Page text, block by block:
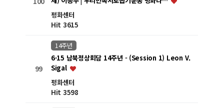
평화센터
Hit 3615
99
14주년
6·15 남북정상회담 14주년 - (Session 1) Leon V.
Sigal
평화센터
Hit 3598